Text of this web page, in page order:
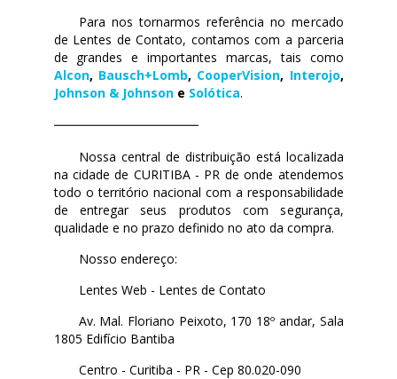
Para nos tornarmos referência no mercado
de Lentes de Contato, contamos com a parceria
de grandes e importantes marcas, tais como
Alcon, Bausch+Lomb, CooperVision, Interojo,
Johnson & Johnsone Solótica.
Nossa central de distribuição está localizada
na cidade de CURITIBA - PR de onde atendemos
todo o território nacional com a responsabilidade
de entregar seus produtos com segurança,
qualidade e no prazo definido no ato da compra.
Nosso endereço:
Lentes Web - Lentes de Contato
Av. Mal. Floriano Peixoto, 170 18º andar, Sala
1805 Edifício Bantiba
Centro - Curitiba - PR - Cep 80.020-090